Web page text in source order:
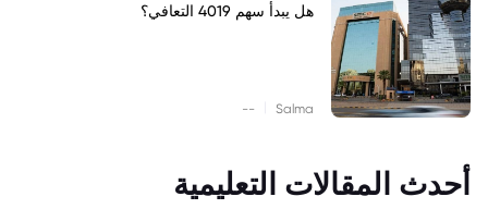
هل يبدأ سهم 4019 التعافي؟
Salma
--
أحدث المقالات التعليمية